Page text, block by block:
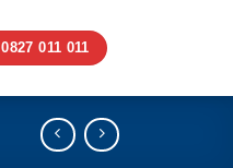
0827 011 011